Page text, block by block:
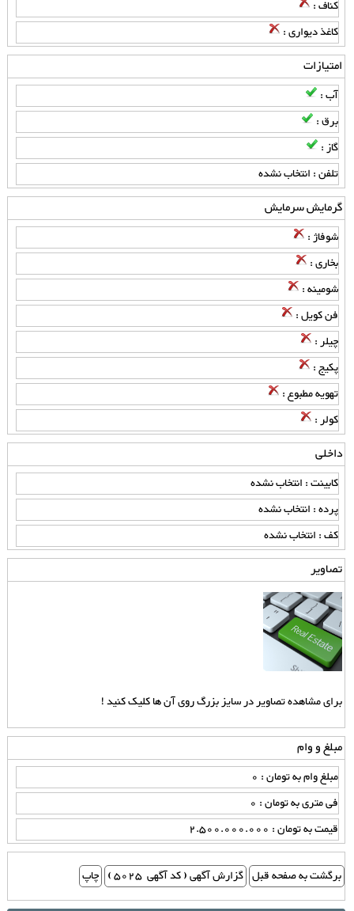
کناف :
کاغذ دیواری :
امتیازات
آب :
برق :
گاز :
تلفن : انتخاب نشده
گرمایش سرمایش
شوفاژ :
بخاری :
شومینه :
فن کویل :
چیلر :
پکیج :
تهویه مطبوع :
کولر :
داخلی
کابینت : انتخاب نشده
پرده : انتخاب نشده
کف : انتخاب نشده
تصاویر
برای مشاهده تصاویر در سایز بزرگ روی آن ها کلیک کنید !
مبلغ و وام
مبلغ وام به تومان : 0
فی متری به تومان : 0
قیمت به تومان : 2.500.000.000